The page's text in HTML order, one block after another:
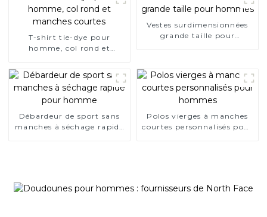
T-shirt tie-dye pour
homme, col rond et
Vestes surdimensionnées
grande taille pour
Débardeur de sport sans
manches à séchage rapide
Polos vierges à manches
courtes personnalisés pour